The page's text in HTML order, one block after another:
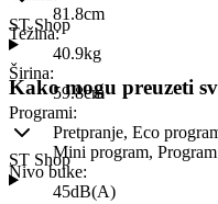
81.8cm
Težina:
40.9kg
Širina:
59.8cm
Programi:
Pretpranje, Eco
Mini program,
Nivo buke:
45dB(A)
ST Shop
Kako mogu preuzeti
ST Shop